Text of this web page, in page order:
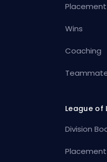
Placement
Wins
Coaching
League of
Division
Placement